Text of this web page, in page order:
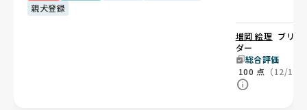
親犬登録
増岡 絵理 ブリー
ダー
総合評価
100 点 （12/12）